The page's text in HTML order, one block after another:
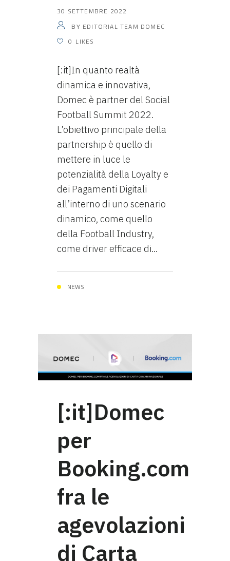
30 SETTEMBRE 2022
BY EDITORIAL TEAM DOMEC
0 LIKES
[:it]In quanto realtà
dinamica e innovativa,
Domec è partner del Social
Football Summit 2022.
L’obiettivo principale della
partnership è quello di
mettere in luce le
potenzialità della Loyalty e
dei Pagamenti Digitali
all’interno di uno scenario
dinamico, come quello
della Football Industry,
come driver efficace di...
NEWS
[:it]Domec
per
Booking.com
fra le
agevolazioni
di Carta